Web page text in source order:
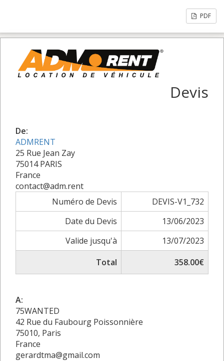
PDF
Devis
De:
ADMRENT
25 Rue Jean Zay
75014 PARIS
France
contact@adm.rent
Numéro de Devis
DEVIS-V1_732
Date du Devis
13/06/2023
Valide jusqu'à
13/07/2023
Total
358.00€
A:
75WANTED
42 Rue du Faubourg Poissonnière
75010, Paris
France
gerardtma@gmail.com